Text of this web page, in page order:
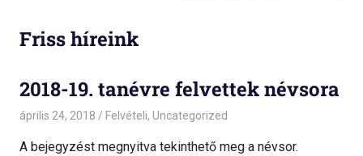
Friss híreink
2018-19. tanévre felvettek névsora
április 24, 2018 admin
Felvételi, Uncategorized
A bejegyzést megnyitva tekinthető meg a névsor.